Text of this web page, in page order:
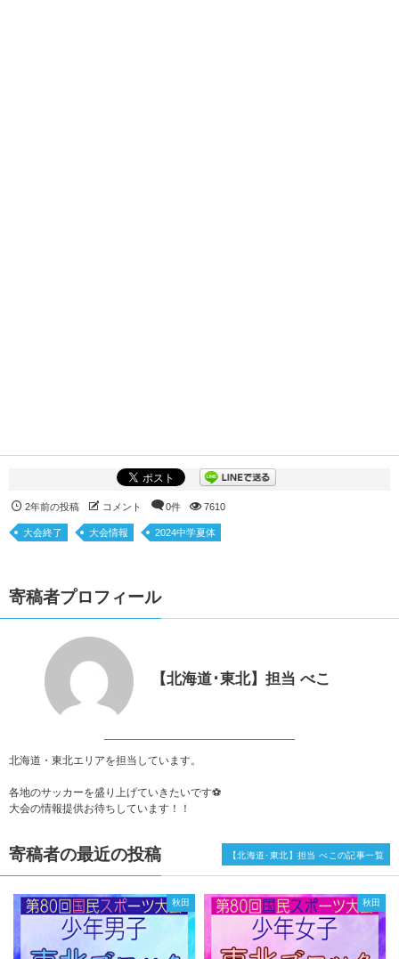
2年前の投稿 コメント 0件 7610
大会終了 大会情報 2024中学夏体
寄稿者プロフィール
【北海道･東北】担当 べこ
北海道・東北エリアを担当しています。
各地のサッカーを盛り上げていきたいです⚽
大会の情報提供お待ちしています！！
寄稿者の最近の投稿
秋田 秋田
【北海道･東北】担当 べこの記事一覧